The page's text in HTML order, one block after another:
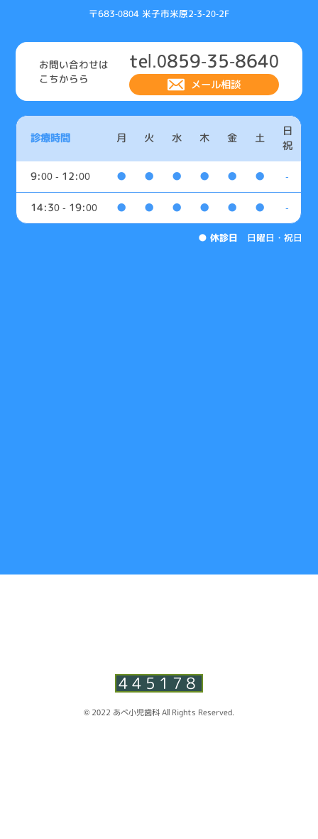
〒683-0804 米子市米原2-3-20-2F
お問い合わせは
こちからら
tel.0859-35-8640
メール相談
診療時間 月 火 水 木 金 土
日
祝
9:00 - 12:00 ● ● ● ● ● ● -
14:30 - 19:00 ● ● ● ● ● ● -
● 休診日 日曜日・祝日
445178
© 2022 あべ小児歯科 All Rights Reserved.